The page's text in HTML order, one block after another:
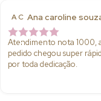
A C Ana caroline
Atendimento nota 1000,
pedido chegou super
por toda dedicação.